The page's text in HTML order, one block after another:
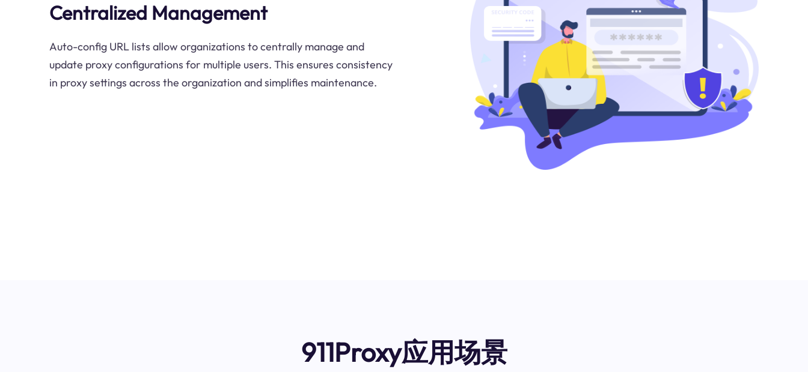
Centralized Management
Auto-config URL lists allow organizations to centrally manage and
update proxy configurations for multiple users. This ensures consistency
in proxy settings across the organization and simplifies maintenance.
911Proxy应用场景